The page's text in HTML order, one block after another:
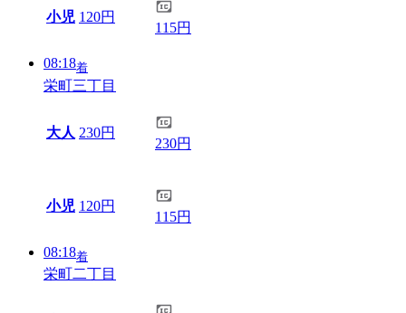
小児 120円
115円
08:18着
栄町三丁目
大人 230円
230円
小児 120円
115円
08:18着
栄町二丁目